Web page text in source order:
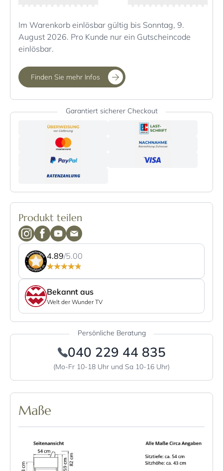
Im Warenkorb einlösbar gültig bis Sonntag, 9.
August 2026. Pro Kunde nur ein Gutscheincode
einlösbar.
Finden Sie mehr Infos
Garantiert sicherer Checkout
Produkt teilen
4.89/5.00
Bekannt aus
Welt der Wunder TV
Persönliche Beratung
040 229 44 835
(Mo-Fr 10-18 Uhr und Sa 10-16 Uhr)
Maße